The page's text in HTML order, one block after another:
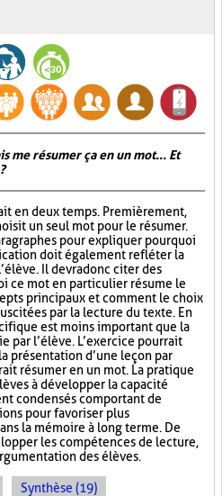
me résumer ça en un mot... Et
en deux temps. Premièrement,
un seul mot pour le résumer.
pour expliquer pourquoi
doit également refléter la
Il devra donc citer des
ce mot en particulier résume le
principaux et comment le choix
par la lecture du texte. En
est moins important que la
par l’élève. L’exercice pourrait
présentation d’une leçon par
résumer en un mot. La pratique
à développer la capacité
condensés comportant de
pour favoriser plus
la mémoire à long terme. De
les compétences de lecture,
des élèves.
Synthèse (19)